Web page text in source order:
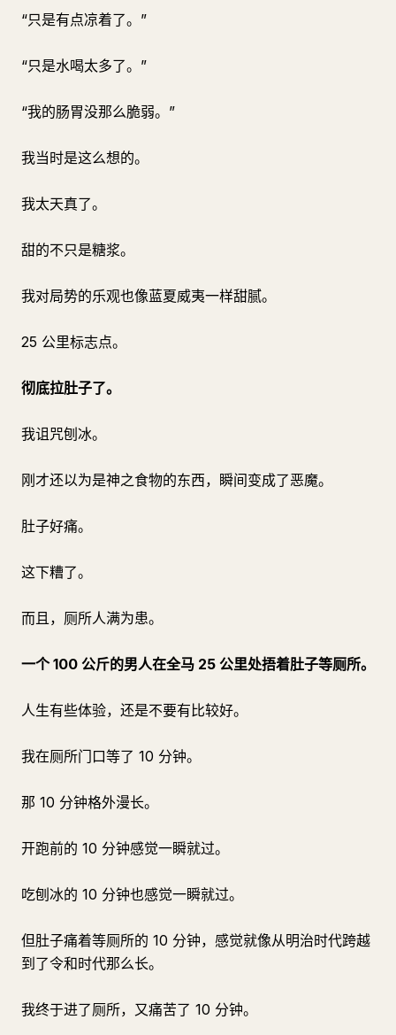
“只是有点凉着了。”
“只是水喝太多了。”
“我的肠胃没那么脆弱。”
我当时是这么想的。
我太天真了。
甜的不只是糖浆。
我对局势的乐观也像蓝夏威夷一样甜腻。
25 公里标志点。
彻底拉肚子了。
我诅咒刨冰。
刚才还以为是神之食物的东西，瞬间变成了恶魔。
肚子好痛。
这下糟了。
而且，厕所人满为患。
一个 100 公斤的男人在全马 25 公里处捂着肚子等厕所。
人生有些体验，还是不要有比较好。
我在厕所门口等了 10 分钟。
那 10 分钟格外漫长。
开跑前的 10 分钟感觉一瞬就过。
吃刨冰的 10 分钟也感觉一瞬就过。
但肚子痛着等厕所的 10 分钟，感觉就像从明治时代跨越
到了令和时代那么长。
我终于进了厕所，又痛苦了 10 分钟。